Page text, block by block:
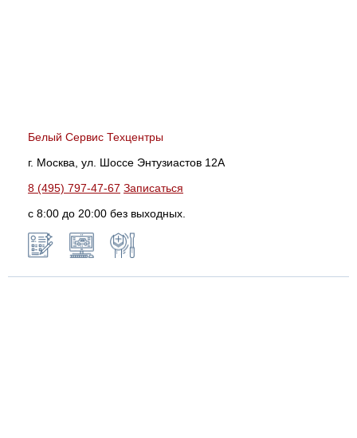
Белый Сервис Техцентры
г. Москва, ул. Шоссе Энтузиастов 12А
8 (495) 797-47-67 Записаться
с 8:00 до 20:00 без выходных.